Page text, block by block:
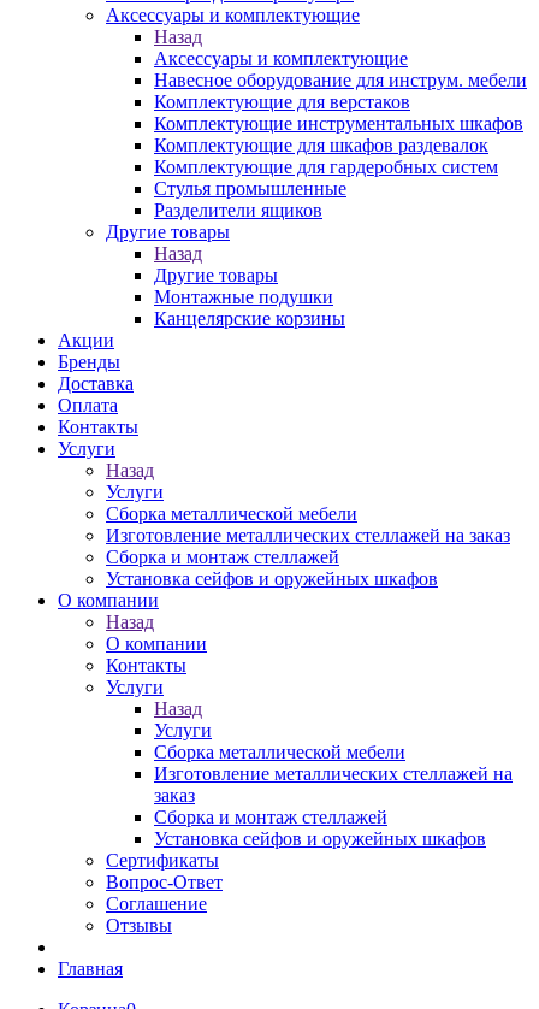
Аксессуары и комплектующие
Назад
Аксессуары и комплектующие
Навесное оборудование для инструм. мебели
Комплектующие для верстаков
Комплектующие инструментальных шкафов
Комплектующие для шкафов раздевалок
Комплектующие для гардеробных систем
Стулья промышленные
Разделители ящиков
Другие товары
Назад
Другие товары
Монтажные подушки
Канцелярские корзины
Акции
Бренды
Доставка
Оплата
Контакты
Услуги
Назад
Услуги
Сборка металлической мебели
Изготовление металлических стеллажей на заказ
Сборка и монтаж стеллажей
Установка сейфов и оружейных шкафов
О компании
Назад
О компании
Контакты
Услуги
Назад
Услуги
Сборка металлической мебели
Изготовление металлических стеллажей на
заказ
Сборка и монтаж стеллажей
Установка сейфов и оружейных шкафов
Сертификаты
Вопрос-Ответ
Соглашение
Отзывы
Главная